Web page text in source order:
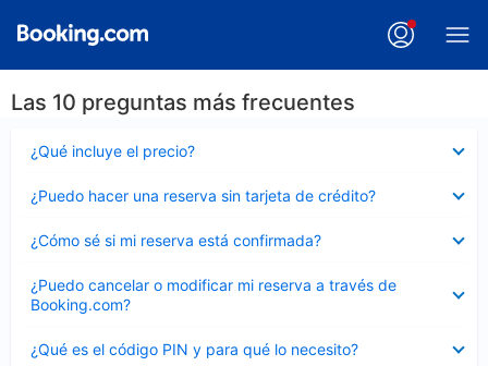
Las 10 preguntas más frecuentes
¿Qué incluye el precio?
cerrado
¿Puedo hacer una reserva sin tarjeta de crédito?
cerrado
¿Cómo sé si mi reserva está confirmada?
cerrado
¿Puedo cancelar o modificar mi reserva a través de
Booking.com?
cerrado
¿Qué es el código PIN y para qué lo necesito?
cerrado